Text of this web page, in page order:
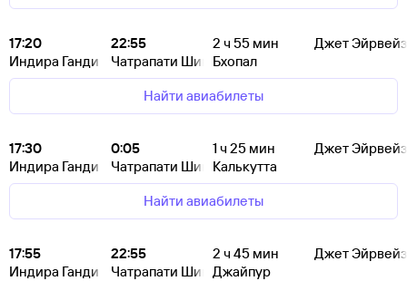
17:20
Индира Ганди
22:55
Чатрапати Шиваджи
2 ч 55 мин
Бхопал
Джет Эйрвейз
Найти авиабилеты
17:30
Индира Ганди
0:05
Чатрапати Шиваджи
1ч 25 мин
Калькутта
Джет Эйрвейз
Найти авиабилеты
17:55
Индира Ганди
22:55
Чатрапати Шиваджи
2 ч 45 мин
Джайпур
Джет Эйрвейз